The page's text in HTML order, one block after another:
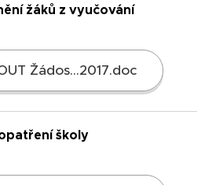
žáků z vyučování
Žádos...2017.doc
školy